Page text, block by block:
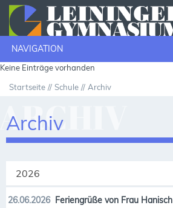
NAVIGATION
Keine Einträge vorhanden
Startseite Schule Archiv
Archiv
2026
26.06.2026 Feriengrüße von Frau Hanisch